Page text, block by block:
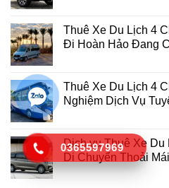
Thuê Xe Du Lịch 4
Đi Hoàn Hảo Đang
Thuê Xe Du Lịch 4
Nghiệm Dịch Vụ
Dịch vụ Thuê Xe Du
Di Chuyển Thoải
0365597969